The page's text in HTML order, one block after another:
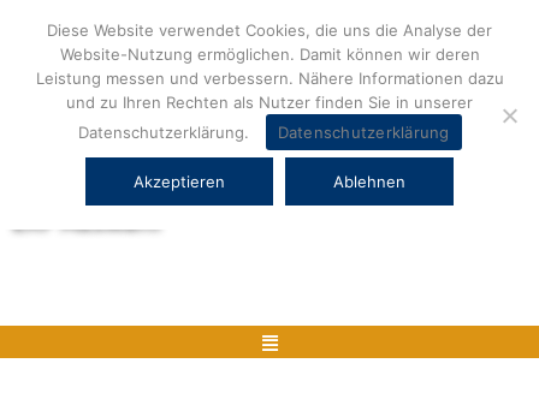
springen
Herstellerneutrale ERP Beratung und
Menü
Diese Website verwendet Cookies, die uns die Analyse der
Website-Nutzung ermöglichen. Damit können wir deren
Leistung messen und verbessern. Nähere Informationen dazu
und zu Ihren Rechten als Nutzer finden Sie in unserer
Datenschutzerklärung.
Datenschutzerklärung
Akzeptieren Ablehnen